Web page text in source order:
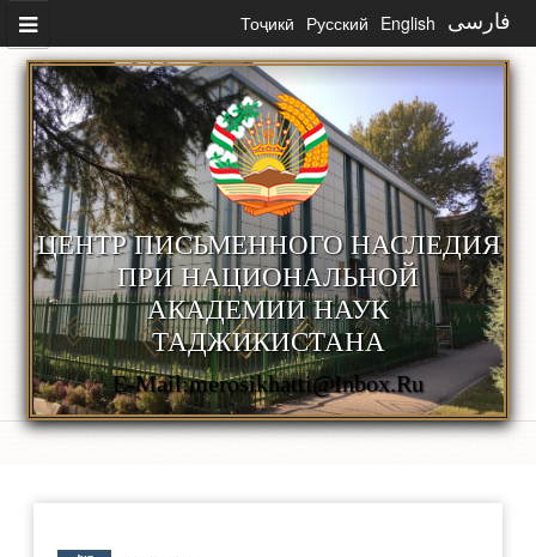
Skip to main content Тоҷикӣ Русский English فارسی
ЦЕНТР ПИСЬМЕННОГО НАСЛЕДИЯ
ПРИ НАЦИОНАЛЬНОЙ
АКАДЕМИИ НАУК
ТАДЖИКИСТАНА
E-Mail:merosikhatti@inbox.ru